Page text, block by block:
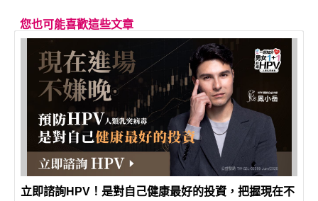
您也可能喜歡這些文章
立即諮詢HPV！是對自己健康最好的投資，把握現在不